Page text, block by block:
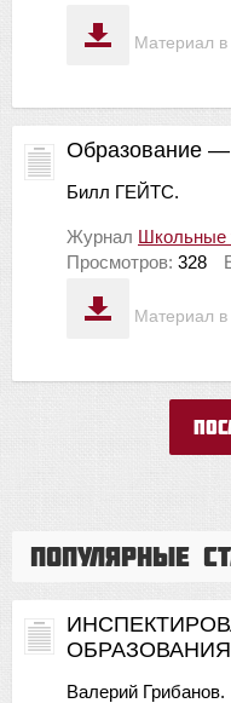
Материал в
Материал в
Образование
Билл ГЕЙТС.
Журнал Школьные
Просмотров: 328
Популярные
ОБРАЗОВАНИЯ
Валерий Грибанов.